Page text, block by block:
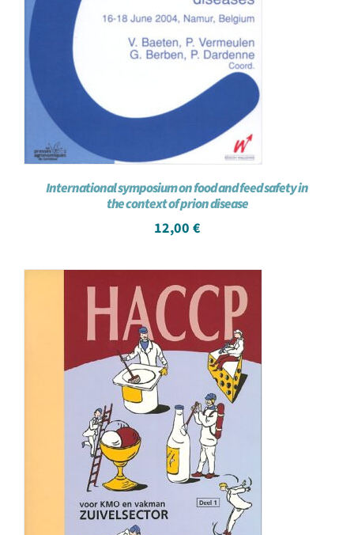
International symposium on food and feed safety in
the context of prion disease
12,00 €